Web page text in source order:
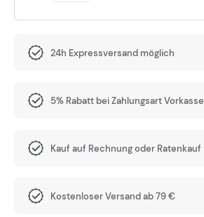
24h Expressversand möglich
5% Rabatt bei Zahlungsart Vorkasse
Kauf auf Rechnung oder Ratenkauf
Kostenloser Versand ab 79 €